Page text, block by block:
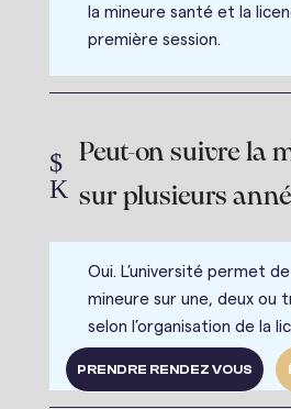
PRENDRE RENDEZ VOUS
la mineure santé et la
première session.
Peut-on suivre la
sur plusieurs
$
K
Oui. L’université permet
mineure sur une, deux ou
selon l’organisation de la